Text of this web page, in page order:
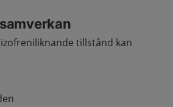
tillstånd kan